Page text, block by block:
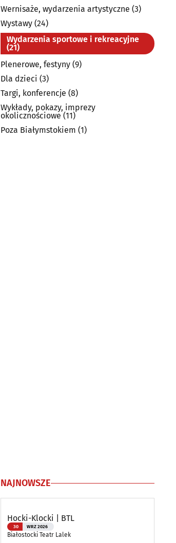
Wernisaże, wydarzenia artystyczne (3)
Wystawy (24)
Wydarzenia sportowe i rekreacyjne
(21)
Plenerowe, festyny (9)
Dla dzieci (3)
Targi, konferencje (8)
Wykłady, pokazy, imprezy
okolicznościowe (11)
Poza Białymstokiem (1)
NAJNOWSZE
Hocki-Klocki | BTL
30 WRZ 2026
Białostocki Teatr Lalek